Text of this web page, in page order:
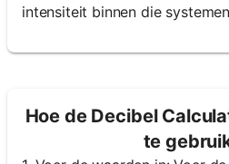
intensiteit binnen die
Hoe de Decibel
te